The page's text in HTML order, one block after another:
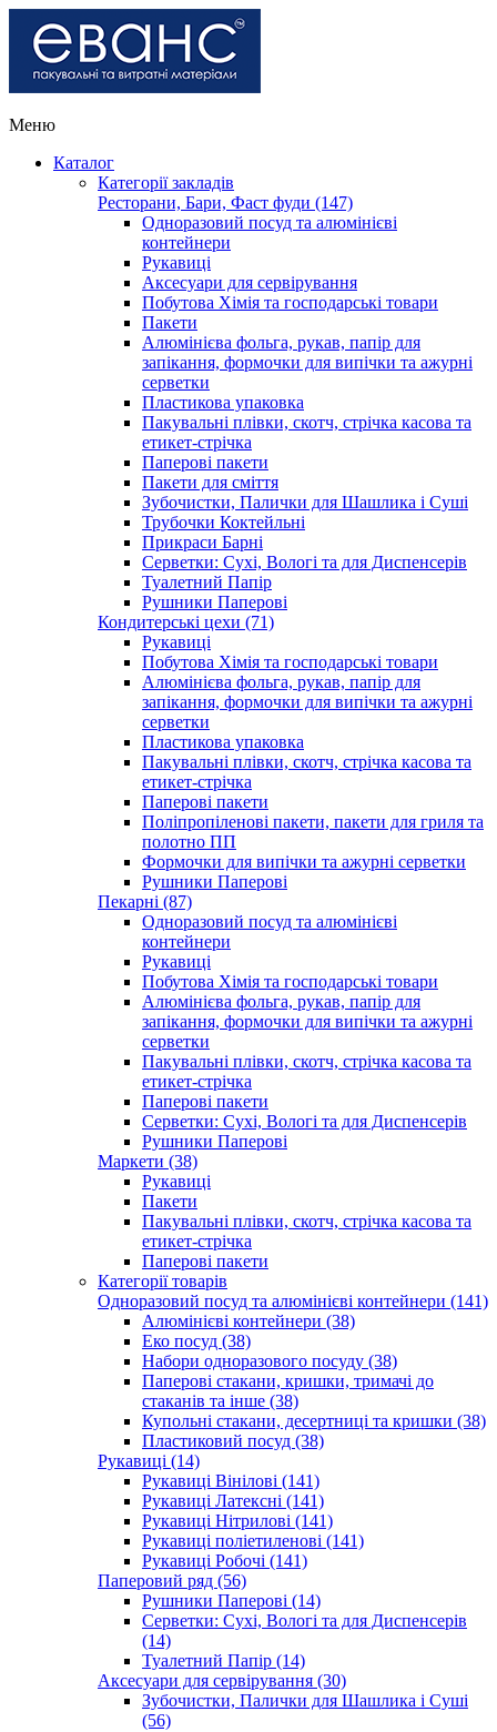
Меню
Каталог
Категорії закладів
Ресторани, Бари, Фаст фуди (147)
Одноразовий посуд та алюмінієві
контейнери
Рукавиці
Аксесуари для сервірування
Побутова Хімія та господарські товари
Пакети
Алюмінієва фольга, рукав, папір для
запікання, формочки для випічки та ажурні
серветки
Пластикова упаковка
Пакувальні плівки, скотч, стрічка касова та
етикет-стрічка
Паперові пакети
Пакети для сміття
Зубочистки, Палички для Шашлика і Суші
Трубочки Коктейльні
Прикраси Барні
Серветки: Сухі, Вологі та для Диспенсерів
Туалетний Папір
Рушники Паперові
Кондитерські цехи (71)
Рукавиці
Побутова Хімія та господарські товари
Алюмінієва фольга, рукав, папір для
запікання, формочки для випічки та ажурні
серветки
Пластикова упаковка
Пакувальні плівки, скотч, стрічка касова та
етикет-стрічка
Паперові пакети
Поліпропіленові пакети, пакети для гриля та
полотно ПП
Формочки для випічки та ажурні серветки
Рушники Паперові
Пекарні (87)
Одноразовий посуд та алюмінієві
контейнери
Рукавиці
Побутова Хімія та господарські товари
Алюмінієва фольга, рукав, папір для
запікання, формочки для випічки та ажурні
серветки
Пакувальні плівки, скотч, стрічка касова та
етикет-стрічка
Паперові пакети
Серветки: Сухі, Вологі та для Диспенсерів
Рушники Паперові
Маркети (38)
Рукавиці
Пакети
Пакувальні плівки, скотч, стрічка касова та
етикет-стрічка
Паперові пакети
Категорії товарів
Одноразовий посуд та алюмінієві контейнери (141)
Алюмінієві контейнери (38)
Еко посуд (38)
Набори одноразового посуду (38)
Паперові стакани, кришки, тримачі до
стаканів та інше (38)
Купольні стакани, десертниці та кришки (38)
Пластиковий посуд (38)
Рукавиці (14)
Рукавиці Вінілові (141)
Рукавиці Латексні (141)
Рукавиці Нітрилові (141)
Рукавиці поліетиленові (141)
Рукавиці Робочі (141)
Паперовий ряд (56)
Рушники Паперові (14)
Серветки: Сухі, Вологі та для Диспенсерів
(14)
Туалетний Папір (14)
Аксесуари для сервірування (30)
Зубочистки, Палички для Шашлика і Суші
(56)